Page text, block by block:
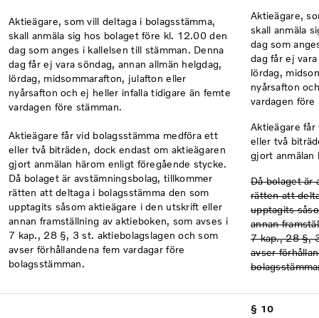
Aktieägare, som vill deltaga i bolagsstämma,
skall anmäla sig hos bolaget före kl. 12.00 den
dag som anges i kallelsen till stämman. Denna
dag får ej vara söndag, annan allmän helgdag,
lördag, midsommarafton, julafton eller
nyårsafton och ej heller infalla tidigare än femte
vardagen före stämman.
Aktieägare får vid bolagsstämma medföra ett
eller två biträden, dock endast om aktieägaren
gjort anmälan härom enligt föregående stycke.
Då bolaget är avstämningsbolag, tillkommer
rätten att deltaga i bolagsstämma den som
upptagits såsom aktieägare i den utskrift eller
annan framställning av aktieboken, som avses i
7 kap., 28 §, 3 st. aktiebolagslagen och som
avser förhållandena fem vardagar före
bolagsstämman.
Aktieägare,
skall anmäla
dag som
dag får ej
lördag,
nyårsafton
vardagen före
Aktieägare
eller två
gjort anmälan
Då bolaget är
rätten att
upptagits
annan
7 kap., 28 §,
avser
§ 10